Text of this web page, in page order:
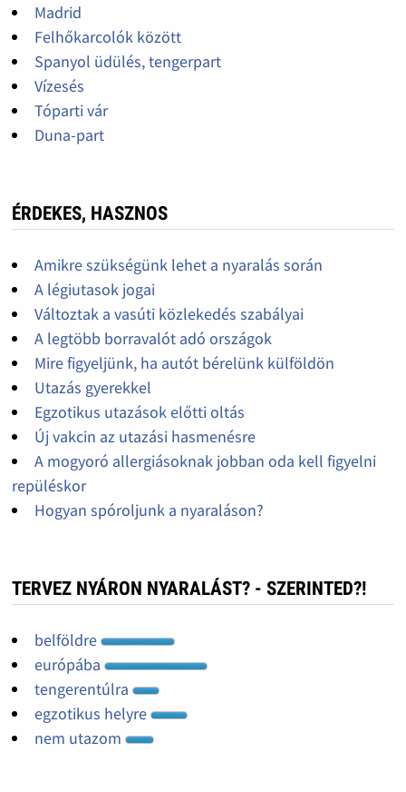
Madrid
Felhőkarcolók között
Spanyol üdülés, tengerpart
Vízesés
Tóparti vár
Duna-part
ÉRDEKES, HASZNOS
Amikre szükségünk lehet a nyaralás során
A légiutasok jogai
Változtak a vasúti közlekedés szabályai
A legtöbb borravalót adó országok
Mire figyeljünk, ha autót bérelünk külföldön
Utazás gyerekkel
Egzotikus utazások előtti oltás
Új vakcin az utazási hasmenésre
A mogyoró allergiásoknak jobban oda kell figyelni
repüléskor
Hogyan spóroljunk a nyaraláson?
TERVEZ NYÁRON NYARALÁST? - SZERINTED?!
belföldre
európába
tengerentúlra
egzotikus helyre
nem utazom